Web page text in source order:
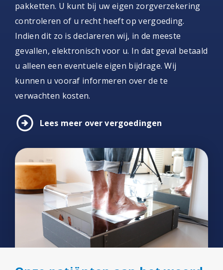
pakketten. U kunt bij uw eigen zorgverzekering
controleren of u recht heeft op vergoeding.
Indien dit zo is declareren wij, in de meeste
gevallen, elektronisch voor u. In dat geval betaald
u alleen een eventuele eigen bijdrage. Wij
kunnen u vooraf informeren over de te
verwachten kosten.
arrow_circle_right Lees meer over vergoedingen